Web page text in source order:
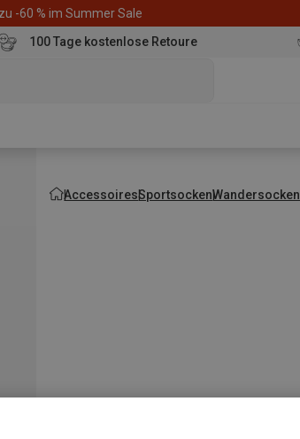
-60 % im Summer Sale
100 Tage kostenlose Retoure
AccessoiresSportsockenWandersocken